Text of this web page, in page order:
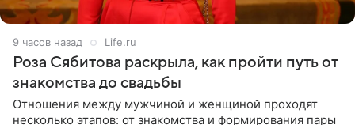
9 часов назад Life.ru
Роза Сябитова раскрыла, как пройти путь от
знакомства до свадьбы
Отношения между мужчиной и женщиной проходят
несколько этапов: от знакомства и формирования пары